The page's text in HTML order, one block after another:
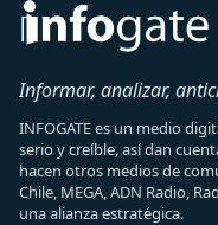
Informar, analizar,
INFOGATE es un medio
serio y creíble, así dan
hacen otros medios de
Chile, MEGA, ADN Radio,
una alianza estratégica.